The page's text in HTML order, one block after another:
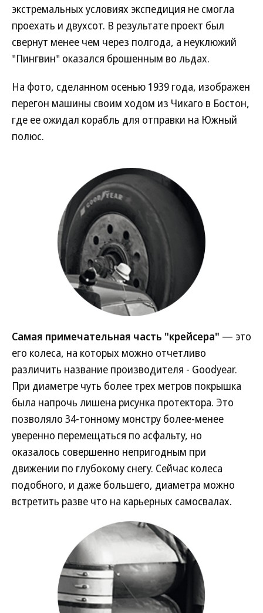
экстремальных условиях экспедиция не смогла
проехать и двухсот. В результате проект был
свернут менее чем через полгода, а неуклюжий
"Пингвин" оказался брошенным во льдах.
На фото, сделанном осенью 1939 года, изображен
перегон машины своим ходом из Чикаго в Бостон,
где ее ожидал корабль для отправки на Южный
полюс.
Самая примечательная часть "крейсера" — это
его колеса, на которых можно отчетливо
различить название производителя - Goodyear.
При диаметре чуть более трех метров покрышка
была напрочь лишена рисунка протектора. Это
позволяло 34-тонному монстру более-менее
уверенно перемещаться по асфальту, но
оказалось совершенно непригодным при
движении по глубокому снегу. Сейчас колеса
подобного, и даже большего, диаметра можно
встретить разве что на карьерных самосвалах.